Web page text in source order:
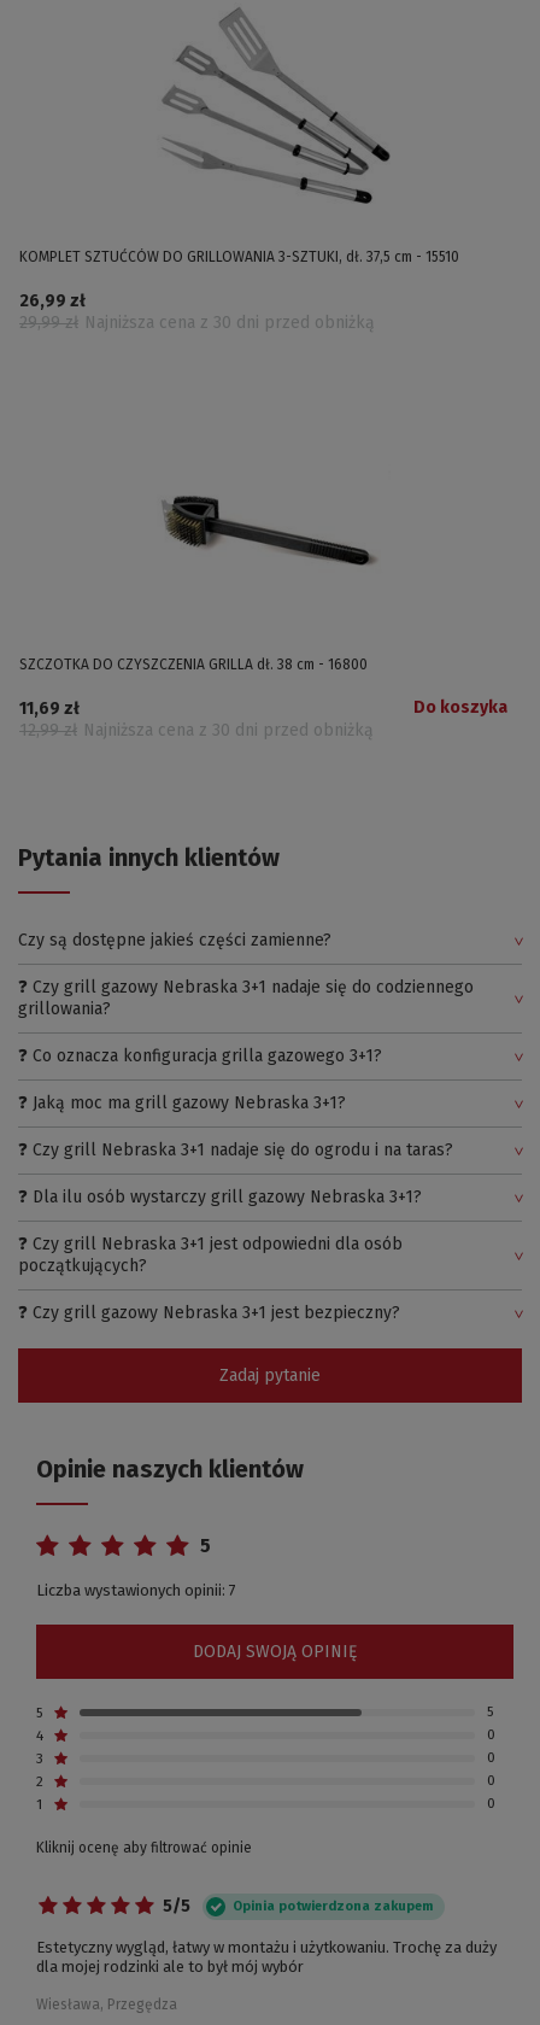
KOMPLET SZTUĆCÓW DO GRILLOWANIA 3-SZTUKI, dł. 37,5 cm - 15510
26,99 zł
29,99 zł Najniższa cena z 30 dni przed obniżką
SZCZOTKA DO CZYSZCZENIA GRILLA dł. 38 cm - 16800
11,69 zł
12,99 zł Najniższa cena z 30 dni przed obniżką
Do koszyka
Pytania innych klientów
Czy są dostępne jakieś części zamienne?
❓ Czy grill gazowy Nebraska 3+1 nadaje się do codziennego
grillowania?
❓ Co oznacza konfiguracja grilla gazowego 3+1?
❓ Jaką moc ma grill gazowy Nebraska 3+1?
❓ Czy grill Nebraska 3+1 nadaje się do ogrodu i na taras?
❓ Dla ilu osób wystarczy grill gazowy Nebraska 3+1?
❓ Czy grill Nebraska 3+1 jest odpowiedni dla osób
początkujących?
❓ Czy grill gazowy Nebraska 3+1 jest bezpieczny?
Zadaj pytanie
Opinie naszych klientów
5
Liczba wystawionych opinii: 7
DODAJ SWOJĄ OPINIĘ
5
5
4
0
3
0
2
0
1
0
Kliknij ocenę aby filtrować opinie
5/5 Opinia potwierdzona zakupem
Estetyczny wygląd, łatwy w montażu i użytkowaniu. Trochę za duży
dla mojej rodzinki ale to był mój wybór
Wiesława, Przegędza